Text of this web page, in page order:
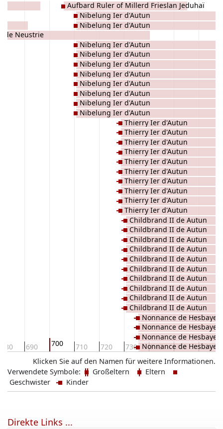
680 690 700 710 720 730 740 750 760
de Neustrie
Aufbard Ruler of Millerd Frieslan Jeduhaï
Habiba Ben Natronaï Ha-David Childébrand
I de Perracy d'Autun
Nibelung Ier d'Autun
Nibelung Ier d'Autun
Nibelung Ier d'Autun
Nibelung Ier d'Autun
Nibelung Ier d'Autun
Nibelung Ier d'Autun
Nibelung Ier d'Autun
Nibelung Ier d'Autun
Nibelung Ier d'Autun
Nibelung Ier d'Autun
Thierry Ier d'Autun
Thierry Ier d'Autun
Thierry Ier d'Autun
Thierry Ier d'Autun
Thierry Ier d'Autun
Thierry Ier d'Autun
Thierry Ier d'Autun
Thierry Ier d'Autun
Thierry Ier d'Autun
Thierry Ier d'Autun
Childbrand II de Autun
Childbrand II de Autun
Childbrand II de Autun
Childbrand II de Autun
Childbrand II de Autun
Childbrand II de Autun
Childbrand II de Autun
Childbrand II de Autun
Childbrand II de Autun
Childbrand II de Autun
Nonnance de Hesbaye
Nonnance de Hesbaye
Nonnance de Hesbaye
Nonnance de Hesbaye
Nonnance de Hesbaye
Nonnance de Hesbaye
Nonnance de Hesbaye
Klicken Sie auf den Namen für weitere Informationen.
Verwendete Symbole:
Großeltern
Eltern
Geschwister
Kinder
Direkte Links ...